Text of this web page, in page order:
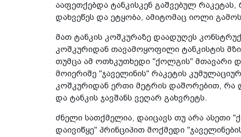
ააფეთქებდა ტანკისკენ გაშვებულ
დახვეწეს და ეტყობა, ამიტომაც იოლი
მათ ტანკის კოშკურაზე დაადუღეს
კოშკურიდან თავამოყოფილი ტანკისტის
თუმცა ამ ოთხკუთხედი "ქოლგის" მთავარი
მოიერიშე "ჯაველინის" რაკეტის
კოშკურიდან ერთი მეტრის დაშორებით, რა
და ტანკის ჯავშანს ვეღარ გახვრეტს.
ძნელი სათქმელია, დაიცავს თუ არა ასეთი
დაივიწყე" პრინციპით მოქმედი